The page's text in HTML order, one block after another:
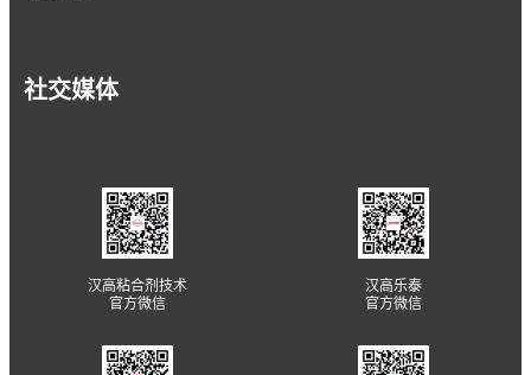
社交媒体
汉高粘合剂技术
官方微信
汉高乐泰
官方微信